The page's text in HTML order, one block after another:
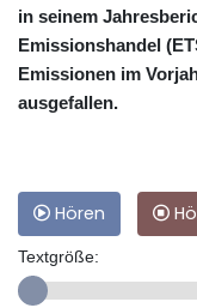
in seinem
Emissionshandel
Emissionen im
ausgefallen.
Hören
Textgröße: